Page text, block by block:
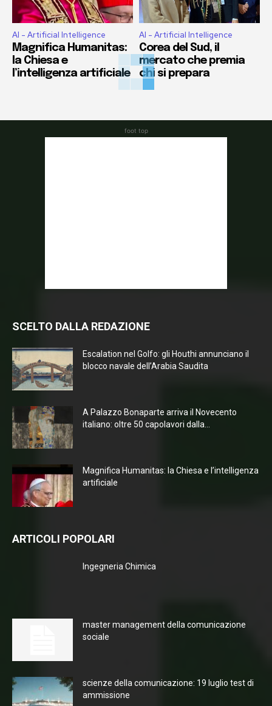
AI - Artificial Intelligence
Magnifica Humanitas:
la Chiesa e
l’intelligenza artificiale
AI - Artificial Intelligence
Corea del Sud, il
mercato che premia
chi si prepara
foot top
SCELTO DALLA REDAZIONE
Escalation nel Golfo: gli Houthi annunciano il
blocco navale dell’Arabia Saudita
A Palazzo Bonaparte arriva il Novecento
italiano: oltre 50 capolavori dalla...
Magnifica Humanitas: la Chiesa e l’intelligenza
artificiale
ARTICOLI POPOLARI
Ingegneria Chimica
master management della comunicazione
sociale
scienze della comunicazione: 19 luglio test di
ammissione